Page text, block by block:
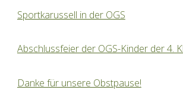
Sportkarussell in der OGS
Abschlussfeier der OGS-Kinder der 4.
Danke für unsere Obstpause!